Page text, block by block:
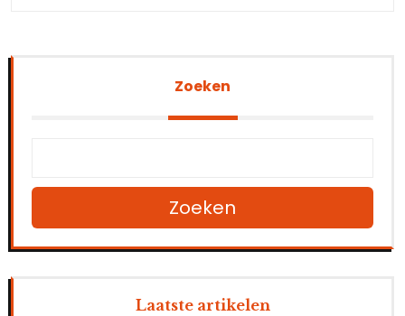
Zoeken
Zoeken
Laatste artikelen